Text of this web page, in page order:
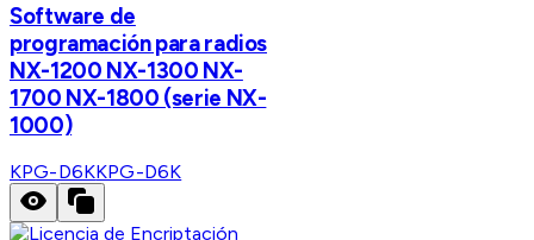
Software de
programación para radios
NX-1200 NX-1300 NX-
1700 NX-1800 (serie NX-
1000)
KPG-D6KKPG-D6K